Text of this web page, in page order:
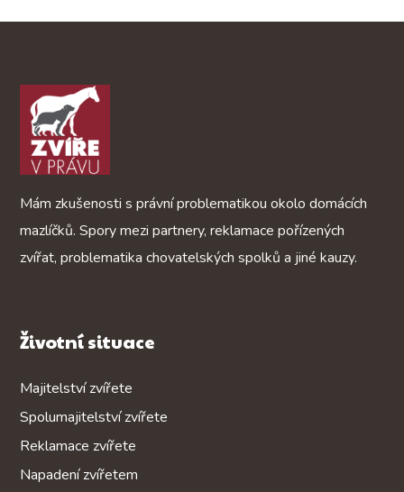
Mám zkušenosti s právní problematikou okolo domácích
mazlíčků. Spory mezi partnery, reklamace pořízených
zvířat, problematika chovatelských spolků a jiné kauzy.
Životní situace
Majitelství zvířete
Spolumajitelství zvířete
Reklamace zvířete
Napadení zvířetem